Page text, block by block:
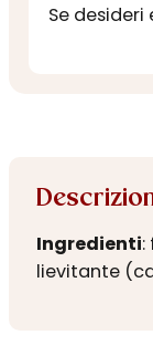
Se
Ingredienti:
lievitante